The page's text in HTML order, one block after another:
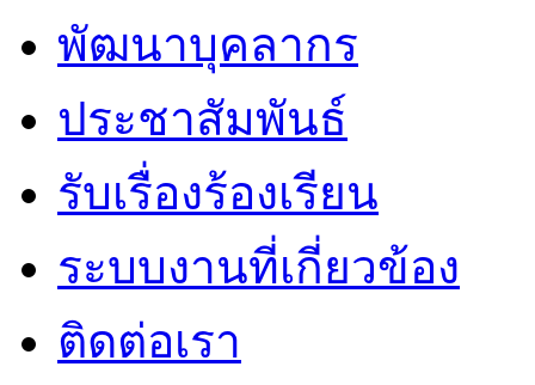
พัฒนาบุคลากร
ประชาสัมพันธ์
รับเรื่องร้องเรียน
ระบบงานที่เกี่ยวข้อง
ติดต่อเรา